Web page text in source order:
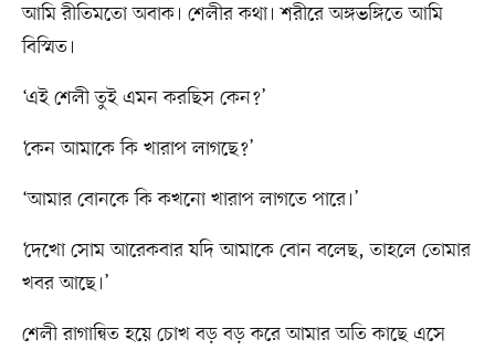
আমি রীতিমতো অবাক। শেলীর কথা। শরীরে অঙ্গভঙ্গিতে আমি
বিস্মিত।
‘এই শেলী তুই এমন করছিস কেন?’
‘কেন আমাকে কি খারাপ লাগছে?’
‘আমার বোনকে কি কখনো খারাপ লাগতে পারে।’
‘দেখো সোম আরেকবার যদি আমাকে বোন বলেছ, তাহলে তোমার
খবর আছে।’
শেলী রাগান্বিত হয়ে চোখ বড় বড় করে আমার অতি কাছে এসে